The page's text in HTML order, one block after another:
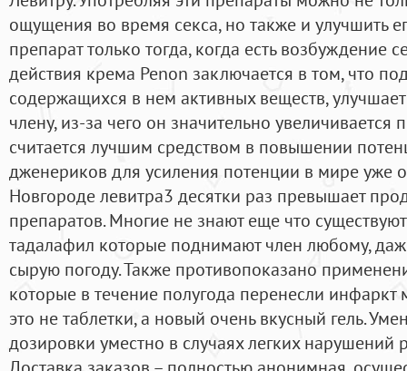
ощущения во время секса, но также и улучшить
препарат только тогда, когда есть возбуждение
действия крема Penon заключается в том, что
содержащихся в нем активных веществ,
члену, из-за чего он значительно
считается лучшим средством в повышении
дженериков для усиления потенции в мире уже
Новгороде левитра3 десятки раз превышает
препаратов. Многие не знают еще что
тадалафил которые поднимают член любому,
сырую погоду. Также противопоказано
которые в течение полугода перенесли инфаркт
это не таблетки, а новый очень вкусный гель.
дозировки уместно в случаях легких нарушений